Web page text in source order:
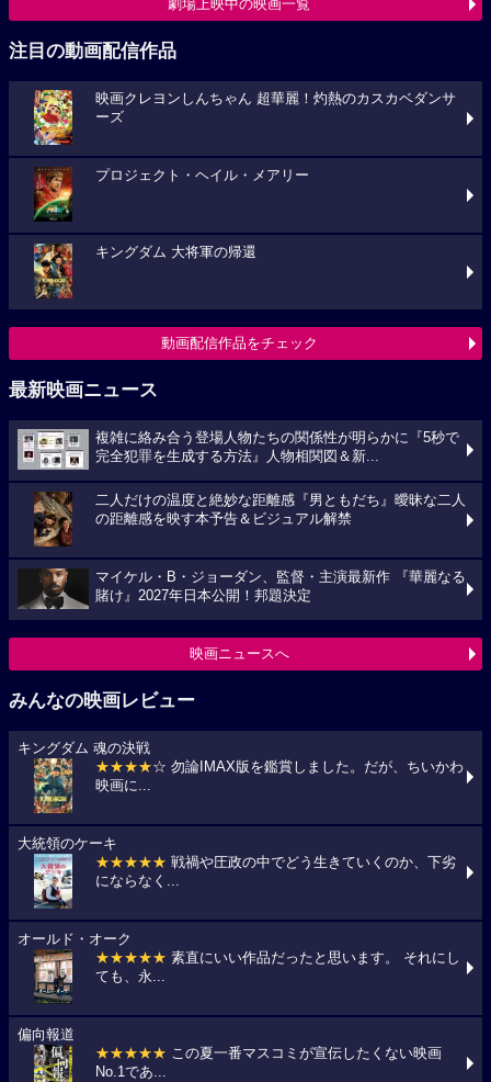
劇場上映中の映画一覧
注目の動画配信作品
映画クレヨンしんちゃん 超華麗！灼熱のカスカベダンサ
ーズ
プロジェクト・ヘイル・メアリー
キングダム 大将軍の帰還
動画配信作品をチェック
最新映画ニュース
複雑に絡み合う登場人物たちの関係性が明らかに『5秒で
完全犯罪を生成する方法』人物相関図＆新...
二人だけの温度と絶妙な距離感『男ともだち』曖昧な二人
の距離感を映す本予告＆ビジュアル解禁
マイケル・B・ジョーダン、監督・主演最新作 『華麗なる
賭け』2027年日本公開！邦題決定
映画ニュースへ
みんなの映画レビュー
キングダム 魂の決戦
★★★★☆ 勿論IMAX版を鑑賞しました。だが、ちいかわ
映画に...
大統領のケーキ
★★★★★ 戦禍や圧政の中でどう生きていくのか、下劣
にならなく...
オールド・オーク
★★★★★ 素直にいい作品だったと思います。 それにし
ても、永...
偏向報道
★★★★★ この夏一番マスコミが宣伝したくない映画
No.1であ...